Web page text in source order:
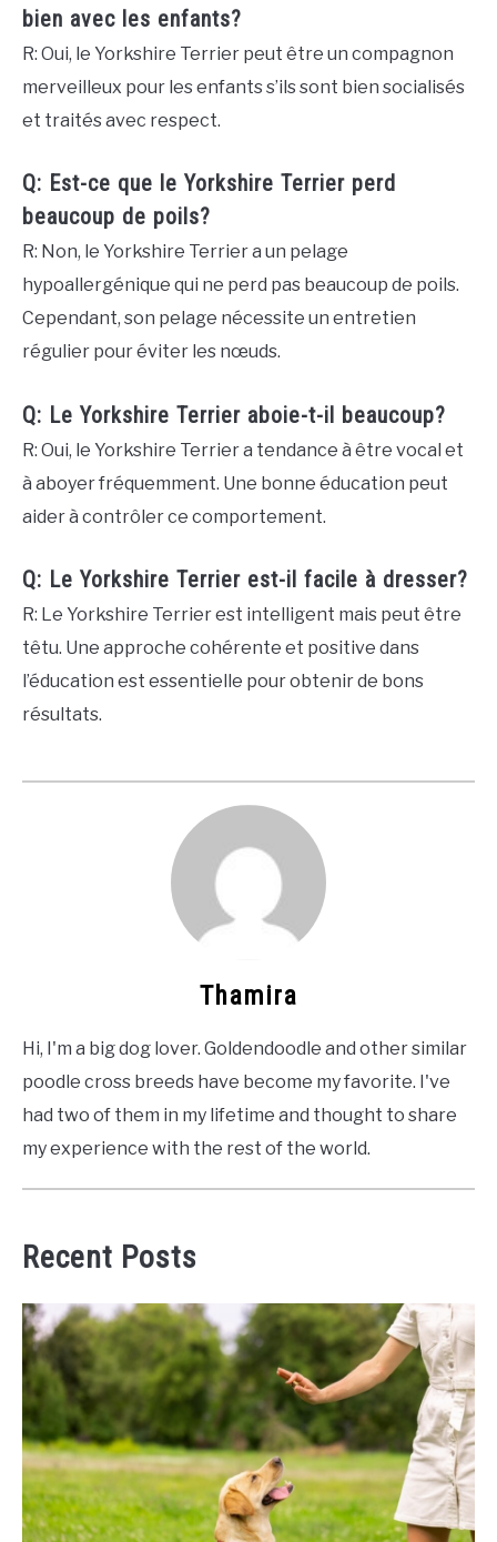
bien avec les enfants?
R: Oui, le Yorkshire Terrier peut être un compagnon
merveilleux pour les enfants s’ils sont bien socialisés
et traités avec respect.
Q: Est-ce que le Yorkshire Terrier perd
beaucoup de poils?
R: Non, le Yorkshire Terrier a un pelage
hypoallergénique qui ne perd pas beaucoup de poils.
Cependant, son pelage nécessite un entretien
régulier pour éviter les nœuds.
Q: Le Yorkshire Terrier aboie-t-il beaucoup?
R: Oui, le Yorkshire Terrier a tendance à être vocal et
à aboyer fréquemment. Une bonne éducation peut
aider à contrôler ce comportement.
Q: Le Yorkshire Terrier est-il facile à dresser?
R: Le Yorkshire Terrier est intelligent mais peut être
têtu. Une approche cohérente et positive dans
l’éducation est essentielle pour obtenir de bons
résultats.
Thamira
Hi, I'm a big dog lover. Goldendoodle and other similar
poodle cross breeds have become my favorite. I've
had two of them in my lifetime and thought to share
my experience with the rest of the world.
Recent Posts